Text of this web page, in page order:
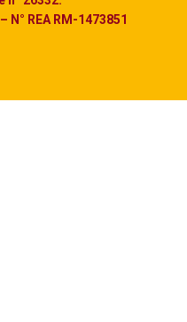
N° REA RM-1473851